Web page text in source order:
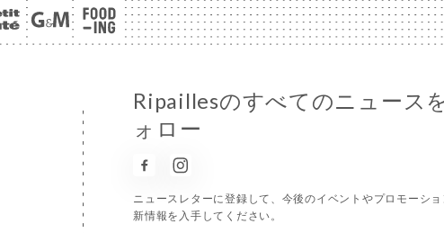
Ripaillesのすべてのニュース
ォロー
ニュースレターに登録して、今後のイベントやプロモーショ
新情報を入手してください。